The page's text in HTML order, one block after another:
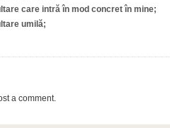
care intră în mod concret în mine;
umilă;
a comment.